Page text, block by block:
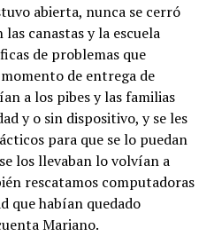
abierta, nunca se cerró
canastas y la escuela
de problemas que
de entrega de
a los pibes y las familias
y o sin dispositivo, y se les
para que se lo puedan
los llevaban lo volvían a
rescatamos computadoras
que habían quedado
Mariano.